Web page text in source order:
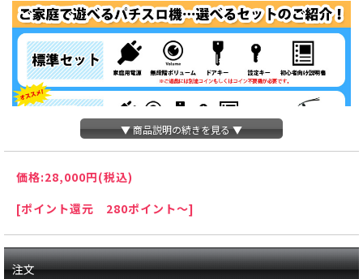
▼ 商品説明の続きを見る ▼
価格:28,000円(税込)
[ポイント還元 280ポイント～]
注文